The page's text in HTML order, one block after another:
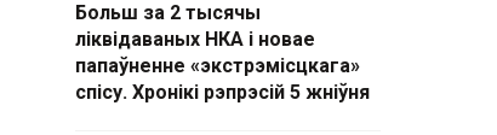
Больш за 2 тысячы
ліквідаваных НКА і новае
папаўненне «экстрэмісцкага»
спісу. Хронікі рэпрэсій 5 жніўня